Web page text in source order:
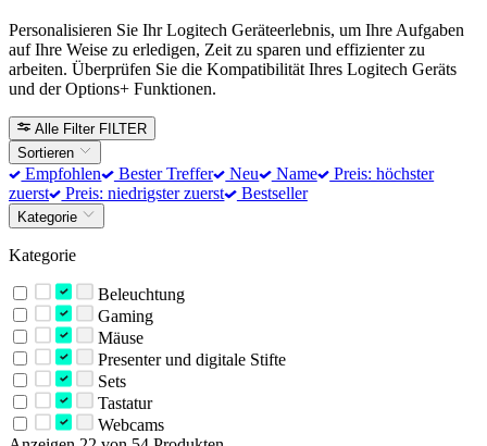
Personalisieren Sie Ihr Logitech Geräteerlebnis, um Ihre Aufgaben
auf Ihre Weise zu erledigen, Zeit zu sparen und effizienter zu
arbeiten. Überprüfen Sie die Kompatibilität Ihres Logitech Geräts
und der Options+ Funktionen.
Alle Filter FILTER
Sortieren
Empfohlen Bester Treffer Neu Name
Preis: höchster
zuerst
Preis: niedrigster zuerst Bestseller
Kategorie
Kategorie
Beleuchtung
Gaming
Mäuse
Presenter und digitale Stifte
Sets
Tastatur
Webcams